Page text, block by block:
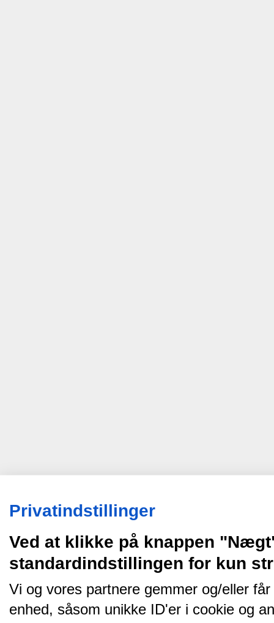
Privatindstillinger
Ved at klikke på knappen
standardindstillingen for kun
Vi og vores partnere gemmer og/eller
enhed, såsom unikke ID'er i cookie og